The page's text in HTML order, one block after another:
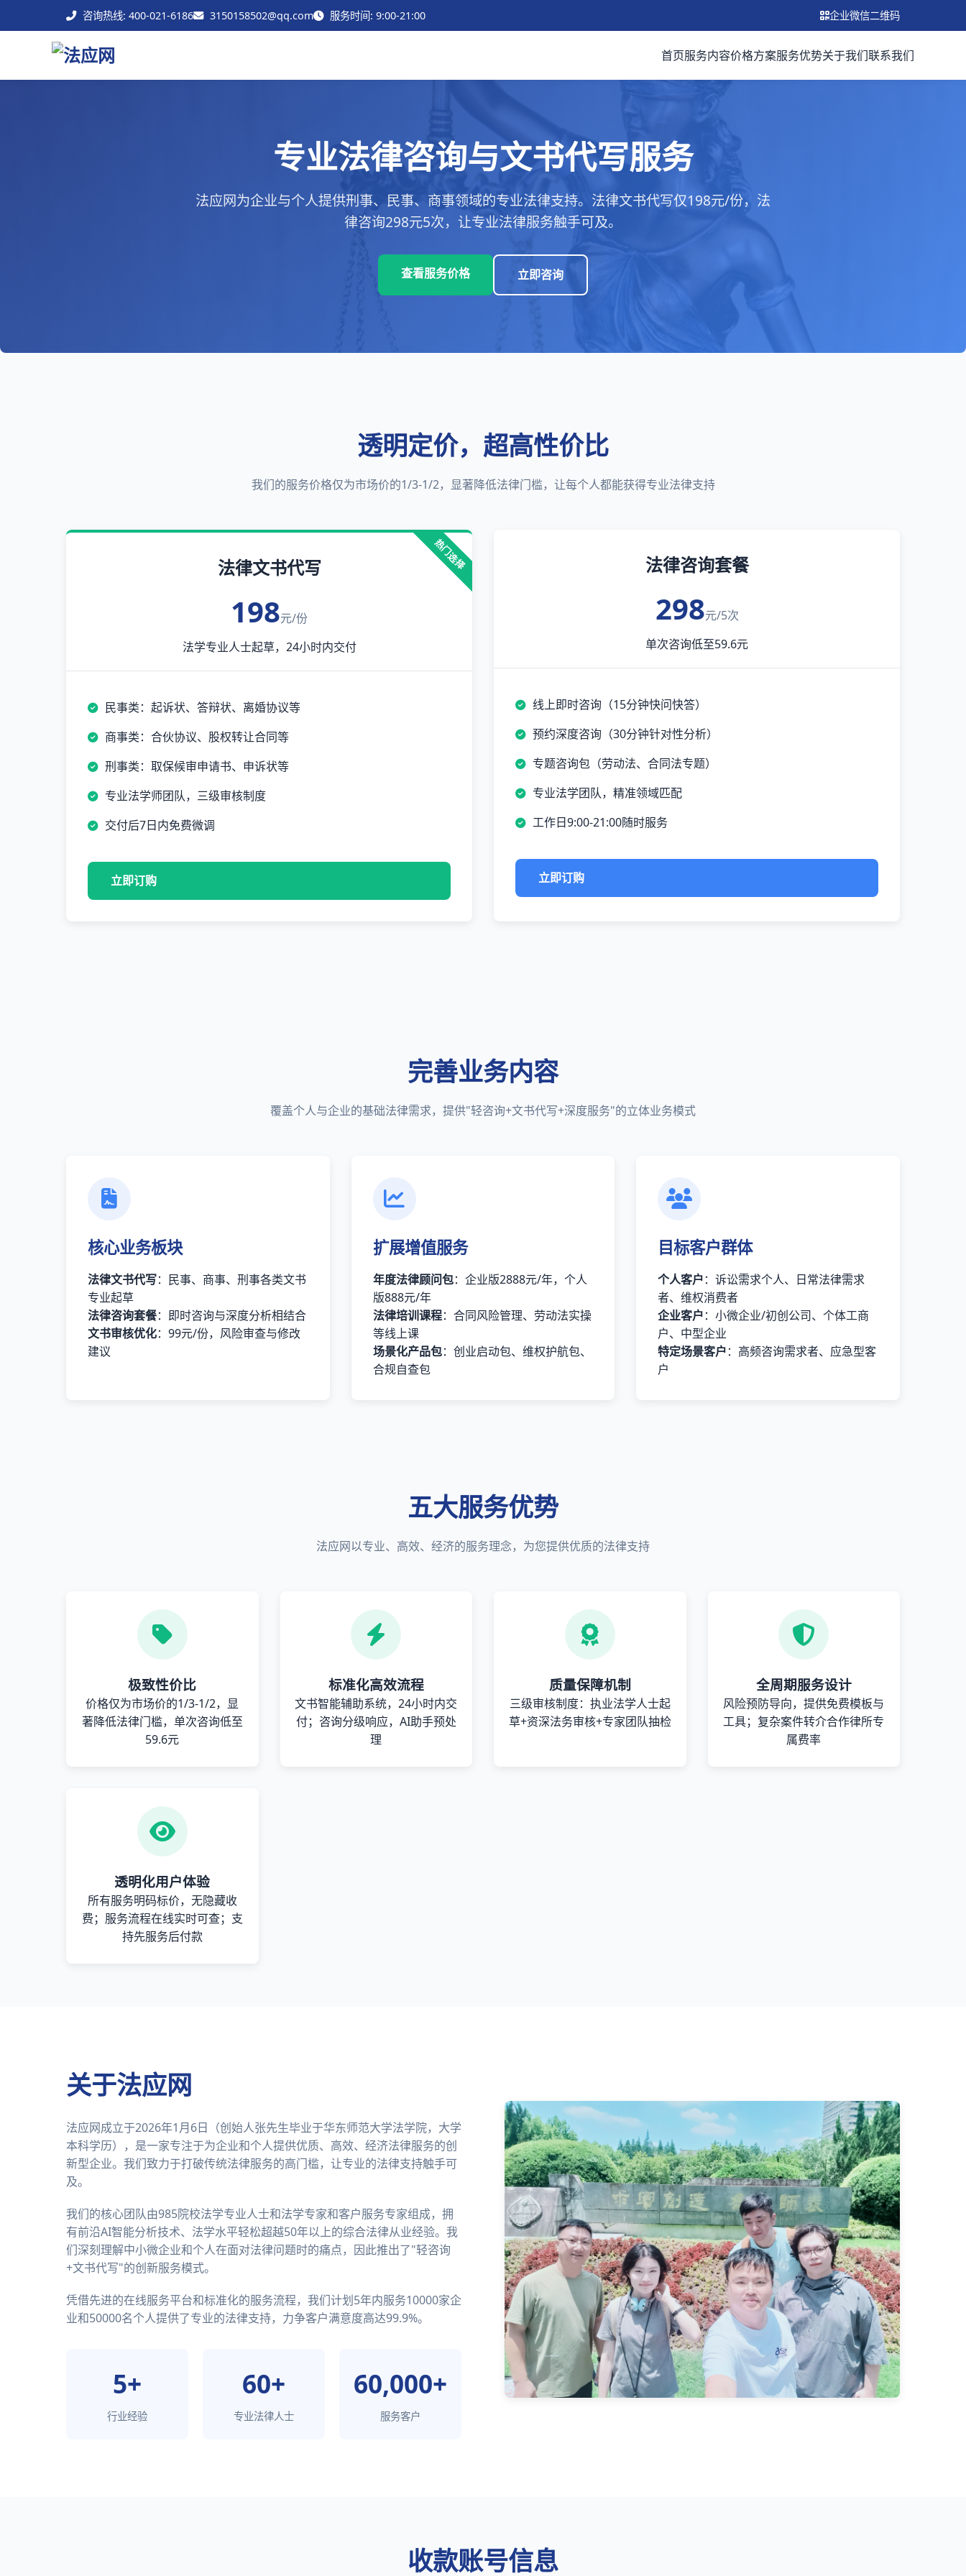
咨询热线: 400-021-6186 3150158502@qq.com 服务时间: 9:00-21:00 企业微信二维码
首页服务内容价格方案服务优势关于我们联系我们
专业法律咨询与文书代写服务
法应网为企业与个人提供刑事、民事、商事领域的专业法律支持。法律文书代写仅198元/份，法
律咨询298元5次，让专业法律服务触手可及。
查看服务价格 立即咨询
透明定价，超高性价比
我们的服务价格仅为市场价的1/3-1/2，显著降低法律门槛，让每个人都能获得专业法律支持
热门选择
法律文书代写
198元/份
法学专业人士起草，24小时内交付
民事类：起诉状、答辩状、离婚协议等
商事类：合伙协议、股权转让合同等
刑事类：取保候审申请书、申诉状等
专业法学师团队，三级审核制度
交付后7日内免费微调
立即订购
法律咨询套餐
298元/5次
单次咨询低至59.6元
线上即时咨询（15分钟快问快答）
预约深度咨询（30分钟针对性分析）
专题咨询包（劳动法、合同法专题）
专业法学团队，精准领域匹配
工作日9:00-21:00随时服务
立即订购
完善业务内容
覆盖个人与企业的基础法律需求，提供"轻咨询+文书代写+深度服务"的立体业务模式
核心业务板块
法律文书代写：民事、商事、刑事各类文书
专业起草
法律咨询套餐：即时咨询与深度分析相结合
文书审核优化：99元/份，风险审查与修改
建议
扩展增值服务
年度法律顾问包：企业版2888元/年，个人
版888元/年
法律培训课程：合同风险管理、劳动法实操
等线上课
场景化产品包：创业启动包、维权护航包、
合规自查包
目标客户群体
个人客户：诉讼需求个人、日常法律需求
者、维权消费者
企业客户：小微企业/初创公司、个体工商
户、中型企业
特定场景客户：高频咨询需求者、应急型客
户
五大服务优势
法应网以专业、高效、经济的服务理念，为您提供优质的法律支持
极致性价比
价格仅为市场价的1/3-1/2，显
著降低法律门槛，单次咨询低至
59.6元
标准化高效流程
文书智能辅助系统，24小时内交
付；咨询分级响应，AI助手预处
理
质量保障机制
三级审核制度：执业法学人士起
草+资深法务审核+专家团队抽检
全周期服务设计
风险预防导向，提供免费模板与
工具；复杂案件转介合作律所专
属费率
透明化用户体验
所有服务明码标价，无隐藏收
费；服务流程在线实时可查；支
持先服务后付款
关于法应网
法应网成立于2026年1月6日（创始人张先生毕业于华东师范大学法学院，大学
本科学历），是一家专注于为企业和个人提供优质、高效、经济法律服务的创
新型企业。我们致力于打破传统法律服务的高门槛，让专业的法律支持触手可
及。
我们的核心团队由985院校法学专业人士和法学专家和客户服务专家组成，拥
有前沿AI智能分析技术、法学水平轻松超越50年以上的综合法律从业经验。我
们深刻理解中小微企业和个人在面对法律问题时的痛点，因此推出了"轻咨询
+文书代写"的创新服务模式。
凭借先进的在线服务平台和标准化的服务流程，我们计划5年内服务10000家企
业和50000名个人提供了专业的法律支持，力争客户满意度高达99.9%。
5+
行业经验
60+
专业法律人士
60,000+
服务客户
收款账号信息